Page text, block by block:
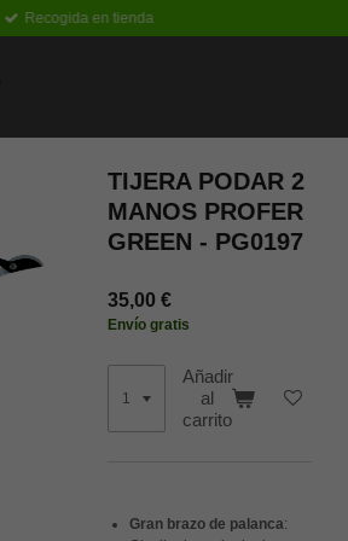
Recogida en tienda
TIJERA PODAR 2
MANOS PROFER
GREEN - PG0197
35,00 €
Envío gratis
Añadir
al
carrito
Gran brazo de palanca: